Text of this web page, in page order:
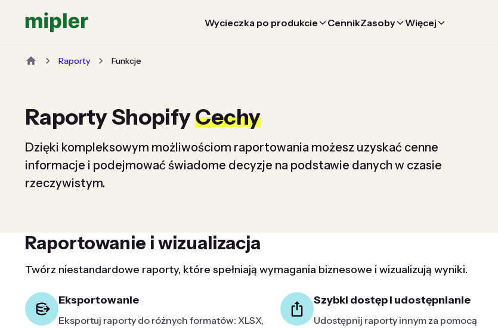
Wycieczka po produkcie CennikZasoby Więcej
Raporty Funkcje
Raporty ShopifyCechy
Dzięki kompleksowym możliwościom raportowania możesz uzyskać cenne
informacje i podejmować świadome decyzje na podstawie danych w czasie
rzeczywistym.
Raportowanie i wizualizacja
Twórz niestandardowe raporty, które spełniają wymagania biznesowe i wizualizują wyniki.
Eksportowanie
Eksportuj raporty do różnych formatów: XLSX,
Szybki dostęp i udostępnianie
Udostępnij raporty innym za pomocą